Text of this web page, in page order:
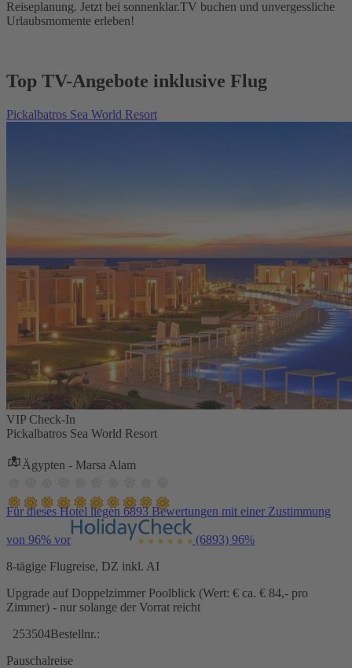
Reiseplanung. Jetzt bei sonnenklar.TV buchen und unvergessliche
Urlaubsmomente erleben!
Top TV-Angebote inklusive Flug
Pickalbatros Sea World Resort
VIP Check-In
Pickalbatros Sea World Resort
Ägypten - Marsa Alam
Für dieses Hotel liegen 6893 Bewertungen mit einer Zustimmung
von 96% vor (6893) 96%
8-tägige Flugreise, DZ inkl. AI
Upgrade auf Doppelzimmer Poolblick (Wert: € ca. € 84,- pro
Zimmer) - nur solange der Vorrat reicht
253504Bestellnr.:
Pauschalreise